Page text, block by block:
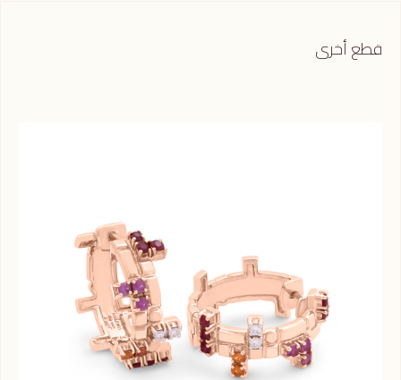
قطع أخرى